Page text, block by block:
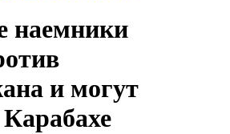
наемники
и могут
Карабахе